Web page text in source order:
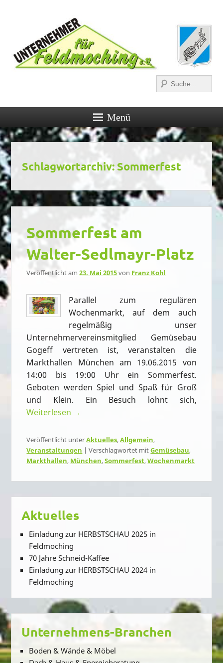
Menü
Schlagwortarchiv: Sommerfest
Sommerfest am
Walter-Sedlmayr-Platz
Veröffentlicht am23. Mai 2015von Franz Kohl
Parallel zum regulären
Wochenmarkt, auf dem auch
regelmäßig unser
Unternehmervereinsmitglied Gemüsebau
Gogeff vertreten ist, veranstalten die
Markthallen München am 19.06.2015 von
14:00 bis 19:00 Uhr ein Sommerfest.
Geboten werden Spiel und Spaß für Groß
und Klein. Ein Besuch lohnt sich,
Weiterlesen →
Veröffentlicht unterAktuelles,Allgemein,
Veranstaltungen |Verschlagwortet mitGemüsebau,
Markthallen, München,Sommerfest,Wochenmarkt
Aktuelles
Einladung zur HERBSTSCHAU 2025 in
Feldmoching
70 Jahre Schneid-Kaffee
Einladung zur HERBSTSCHAU 2024 in
Feldmoching
Unternehmens-Branchen
Boden & Wände & Möbel